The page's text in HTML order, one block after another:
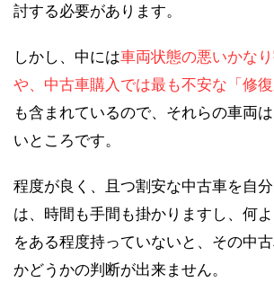
討する必要があります。
しかし、中には車両状態の悪いかな
や、中古車購入では最も不安な「修
も含まれているので、それらの車両
いところです。
程度が良く、且つ割安な中古車を自
は、時間も手間も掛かりますし、何
をある程度持っていないと、その中
かどうかの判断が出来ません。